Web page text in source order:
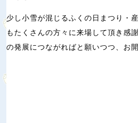
少し小雪が混じるふくの日まつり・
もたくさんの方々に来場して頂き感
の発展につながればと願いつつ、お